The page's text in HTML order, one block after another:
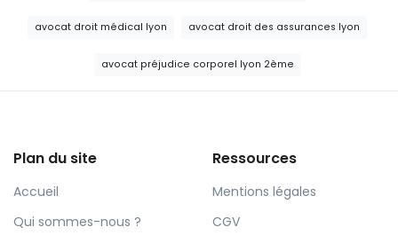
avocat droit médical lyon avocat droit des assurances lyon
avocat préjudice corporel lyon 2ème
Plan du site
Accueil
Qui sommes-nous ?
Ressources
Mentions légales
CGV